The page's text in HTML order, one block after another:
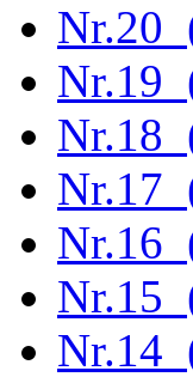
Nr.20
Nr.19
Nr.18
Nr.17
Nr.16
Nr.15
Nr.14